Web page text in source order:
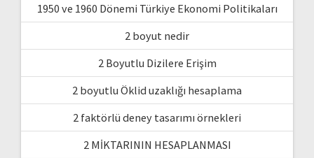
1950 ve 1960 Dönemi Türkiye Ekonomi Politikaları
2 boyut nedir
2 Boyutlu Dizilere Erişim
2 boyutlu Öklid uzaklığı hesaplama
2 faktörlü deney tasarımı örnekleri
2 MİKTARININ HESAPLANMASI